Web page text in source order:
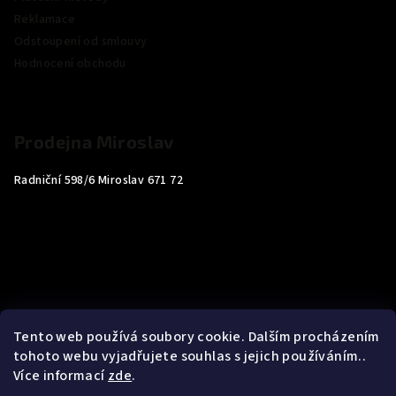
Tento web používá soubory cookie. Dalším procházením
tohoto webu vyjadřujete souhlas s jejich používáním..
Více informacízde.
Radniční 598/6 Miroslav 671 72